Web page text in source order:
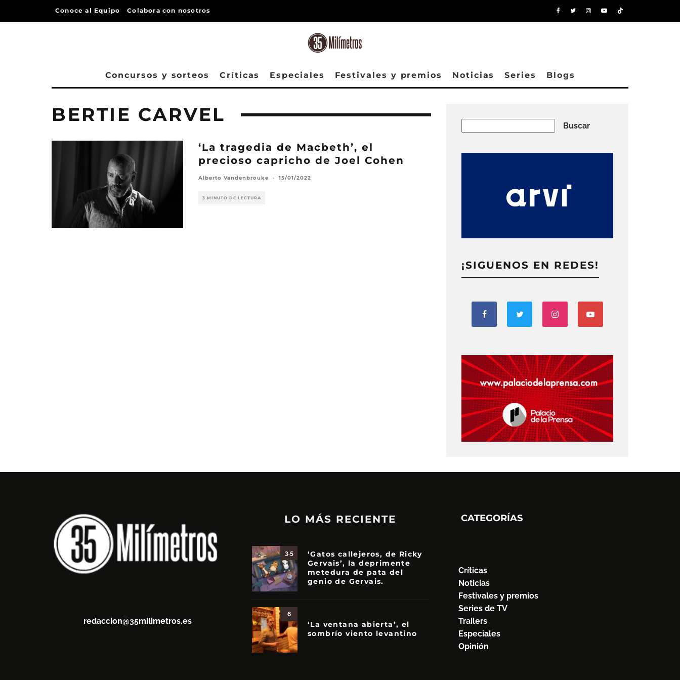
Conoce al Equipo Colabora con nosotros
Concursos y sorteos Críticas Especiales Festivales y premios Noticias Series Blogs
BERTIE CARVEL
‘La tragedia de Macbeth’, el
precioso capricho de Joel Cohen
Alberto Vandenbrouke · 15/01/2022
3 MINUTO DE LECTURA
Buscar
¡SIGUENOS EN REDES!
redaccion@35milimetros.es
LO MÁS RECIENTE
3.5
‘Gatos callejeros, de Ricky
Gervais’, la deprimente
metedura de pata del
genio de Gervais.
6
‘La ventana abierta’, el
sombrío viento levantino
CATEGORÍAS
Críticas
Noticias
Festivales y premios
Series de TV
Trailers
Especiales
Opinión